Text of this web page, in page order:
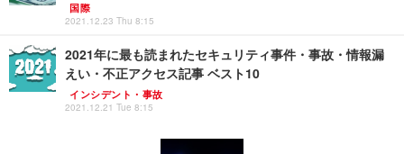
国際
2021.12.23 Thu 8:15
2021年に最も読まれたセキュリティ事件・事故・情報漏
えい・不正アクセス記事 ベスト10
インシデント・事故
2021.12.21 Tue 8:15